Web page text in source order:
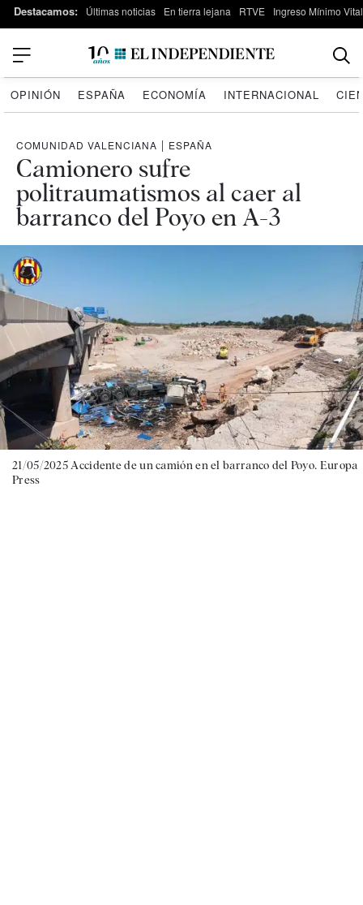
Destacamos: Últimas noticias En tierra lejana RTVE Ingreso Mínimo Vital
OPINIÓN ESPAÑA ECONOMÍA INTERNACIONAL
COMUNIDAD VALENCIANA | ESPAÑA
Camionero sufre
politraumatismos al caer al
barranco del Poyo en A-3
21/05/2025 Accidente de un camión en el barranco del Poyo. Europa
Press